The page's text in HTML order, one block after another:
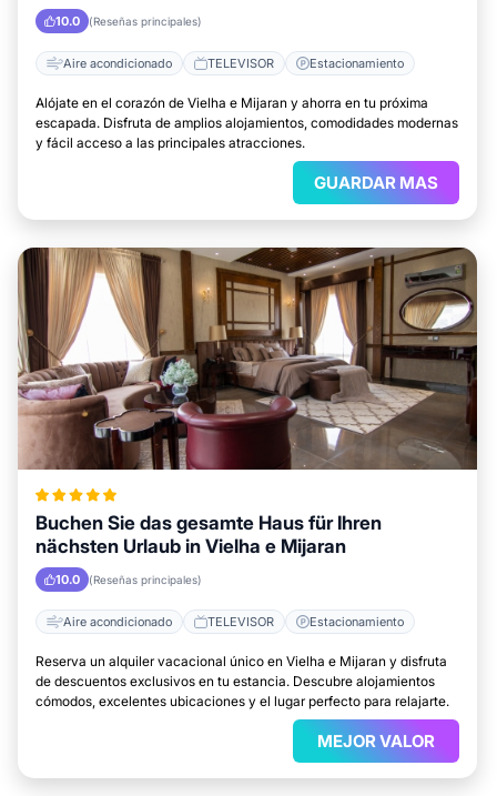
10.0 (Reseñas principales)
Aire acondicionado TELEVISOR Estacionamiento
Alójate en el corazón de Vielha e Mijaran y ahorra en tu próxima
escapada. Disfruta de amplios alojamientos, comodidades modernas
y fácil acceso a las principales atracciones.
GUARDAR MAS
Buchen Sie das gesamte Haus für Ihren
nächsten Urlaub in Vielha e Mijaran
10.0 (Reseñas principales)
Aire acondicionado TELEVISOR Estacionamiento
Reserva un alquiler vacacional único en Vielha e Mijaran y disfruta
de descuentos exclusivos en tu estancia. Descubre alojamientos
cómodos, excelentes ubicaciones y el lugar perfecto para relajarte.
MEJOR VALOR